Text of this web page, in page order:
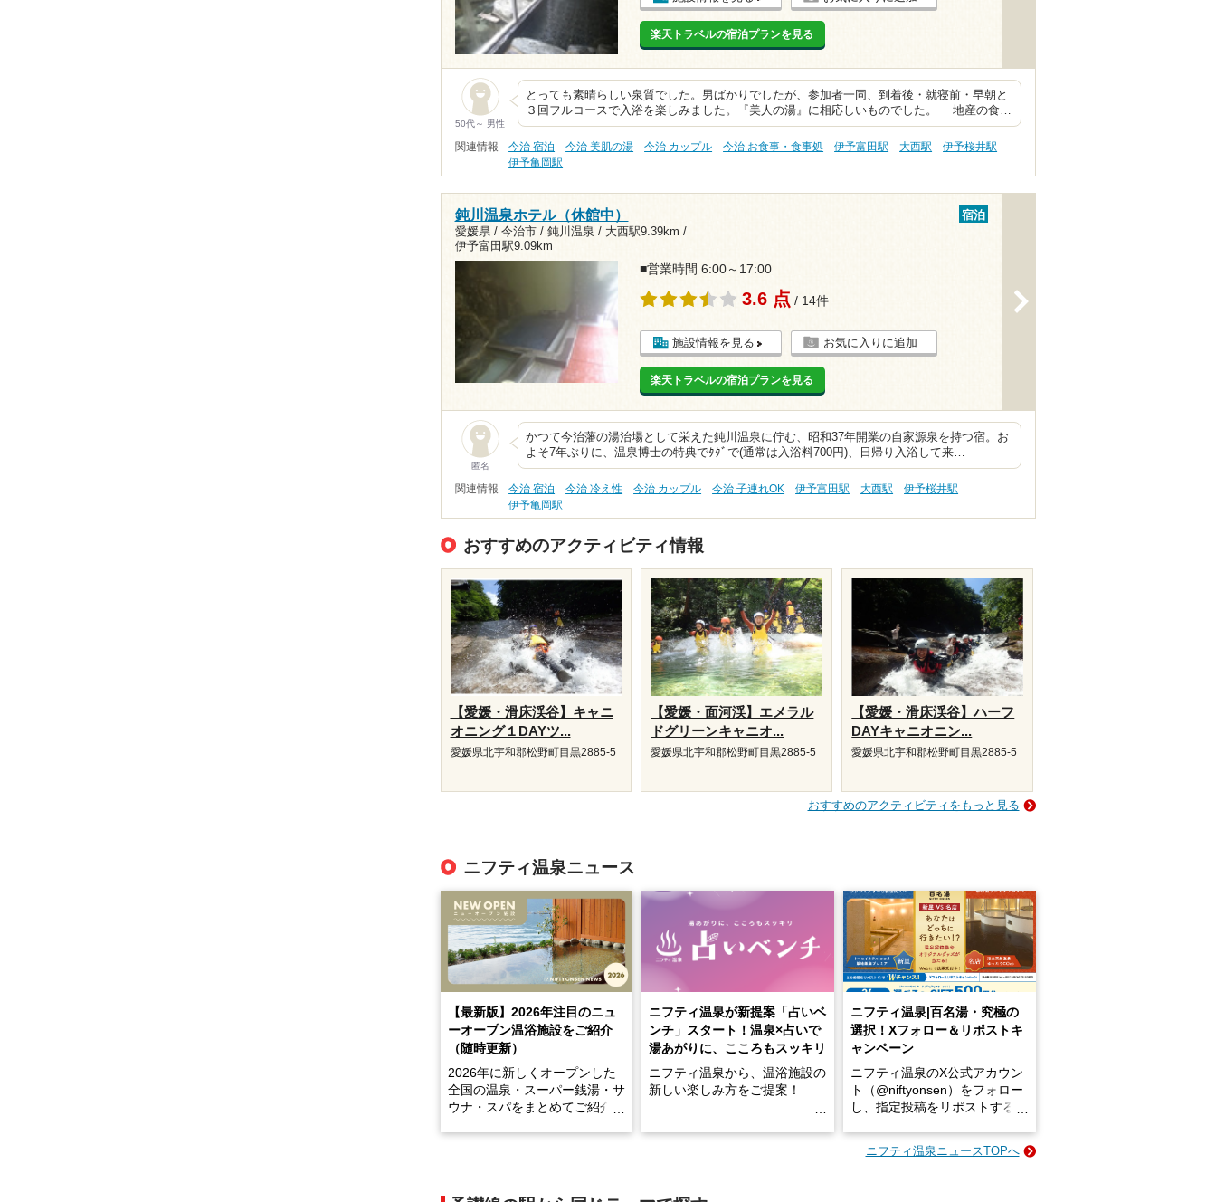
楽天トラベルの宿泊プランを見る
50代～ 男性
とっても素晴らしい泉質でした。男ばかりでしたが、参加者一同、到着後・就寝前・早朝と
３回フルコースで入浴を楽しみました。『美人の湯』に相応しいものでした。 地産の食…
関連情報 今治 宿泊 今治 美肌の湯 今治 カップル 今治 お食事・食事処 伊予富田駅 大西駅
伊予桜井駅
伊予亀岡駅
鈍川温泉ホテル（休館中）
愛媛県 / 今治市 / 鈍川温泉 / 大西駅9.39km /
伊予富田駅9.09km
宿泊
■営業時間 6:00～17:00
3.6 点 / 14件
施設情報を見る お気に入りに追加
楽天トラベルの宿泊プランを見る
匿名
かつて今治藩の湯治場として栄えた鈍川温泉に佇む、昭和37年開業の自家源泉を持つ宿。お
よそ7年ぶりに、温泉博士の特典でﾀﾀﾞで(通常は入浴料700円)、日帰り入浴して来…
関連情報 今治 宿泊 今治 冷え性 今治 カップル 今治 子連れOK 伊予富田駅 大西駅
伊予桜井駅
伊予亀岡駅
おすすめのアクティビティ情報
【愛媛・滑床渓谷】キャニ
オニング１DAYツ...
愛媛県北宇和郡松野町目黒2885-5
【愛媛・面河渓】エメラル
ドグリーンキャニオ...
愛媛県北宇和郡松野町目黒2885-5
【愛媛・滑床渓谷】ハーフ
DAYキャニオニン...
愛媛県北宇和郡松野町目黒2885-5
おすすめのアクティビティをもっと見る
ニフティ温泉ニュース
【最新版】2026年注目のニュ
ーオープン温浴施設をご紹介
（随時更新）
2026年に新しくオープンした
全国の温泉・スーパー銭湯・サ
ウナ・スパをまとめてご紹介！
まったスポットが続々登場して
ニフティ温泉が新提案「占いベ
ンチ」スタート！温泉×占いで
湯あがりに、こころもスッキリ
ニフティ温泉から、温浴施設の
新しい楽しみ方をご提案！
ニフティ温泉|百名湯・究極の
選択！Xフォロー＆リポストキ
ャンペーン
ニフティ温泉のX公式アカウン
ト（@niftyonsen）をフォロー
し、指定投稿をリポストする
GIFT500円分をプレゼントい
ニフティ温泉ニュースTOPへ